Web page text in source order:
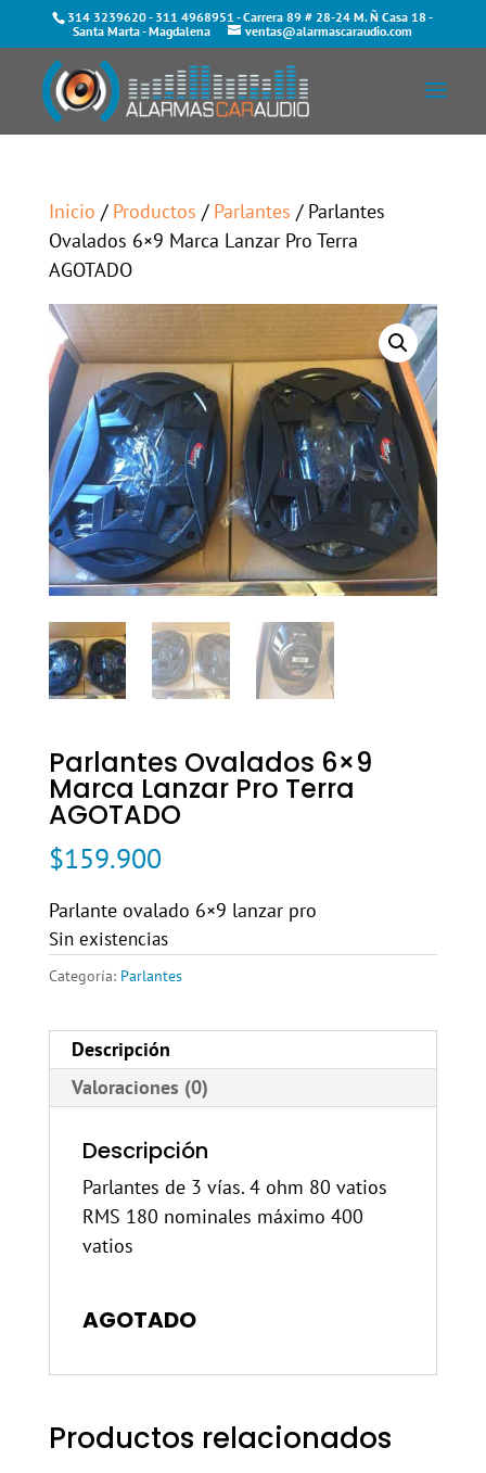
314 3239620- 311 4968951 - Carrera 89 # 28-24 M. Ñ Casa 18 -
Santa Marta - Magdalena
ventas@alarmascaraudio.com
Inicio / Productos / Parlantes / Parlantes
Ovalados 6×9 Marca Lanzar Pro Terra
AGOTADO
Parlantes Ovalados 6×9
Marca Lanzar Pro Terra
AGOTADO
$159.900
Parlante ovalado 6×9 lanzar pro
Sin existencias
Categoría: Parlantes
Descripción
Valoraciones (0)
Descripción
Parlantes de 3 vías. 4 ohm 80 vatios
RMS 180 nominales máximo 400
vatios
AGOTADO
Productos relacionados